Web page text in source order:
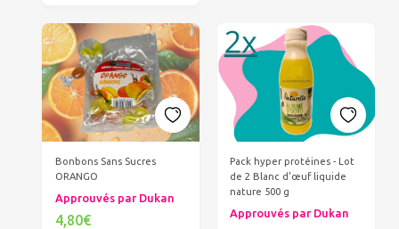
Bonbons Sans Sucres
ORANGO
Approuvés par Dukan
4,80€
Pack hyper protéines - Lot
de 2 Blanc d'œuf liquide
nature 500 g
Approuvés par Dukan